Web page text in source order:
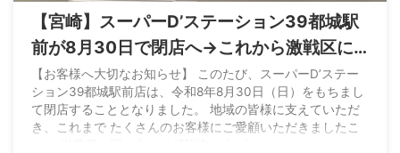
【宮崎】スーパーD’ステーション39都城駅
前が8月30日で閉店へ→これから激戦区に
なるとの情報も
【お客様へ大切なお知らせ】 このたび、スーパーD’ステー
ション39都城駅前店は、令和8年8月30日（日）をもちまし
て閉店することとなりました。 地域の皆様に支えていただ
き、これまで たくさんのお客様にご愛顧いただきましたこ